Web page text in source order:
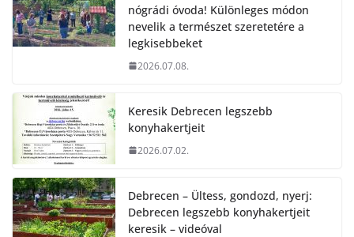
nógrádi óvoda! Különleges módon
nevelik a természet szeretetére a
legkisebbeket
2026.07.08.
Keresik Debrecen legszebb
konyhakertjeit
2026.07.02.
Debrecen – Ültess, gondozd, nyerj:
Debrecen legszebb konyhakertjeit
keresik – videóval